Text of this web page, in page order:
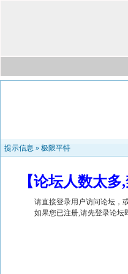
提示信息 » 极限平特
【论坛人数太
请直接登录用户访问论坛，
如果您已注册,请先登录论坛